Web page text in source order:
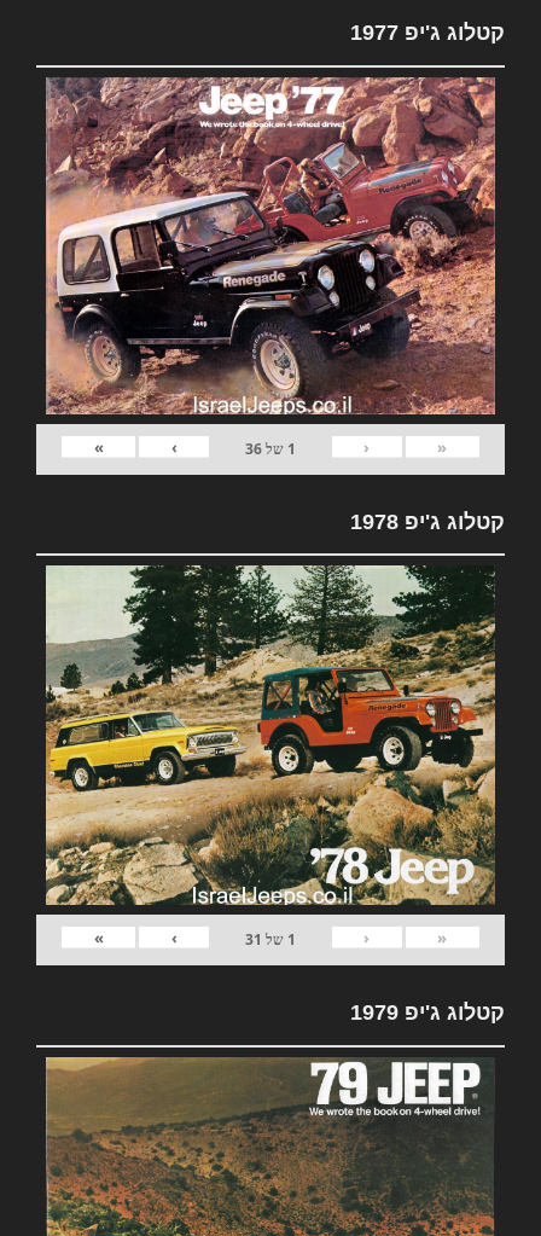
קטלוג ג'יפ 1977
«
‹
1 של36
›
»
קטלוג ג'יפ 1978
«
‹
1 של 31
›
»
קטלוג ג'יפ 1979